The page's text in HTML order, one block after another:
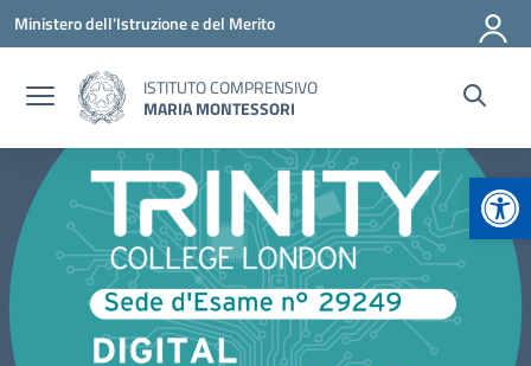
Vai ai contenuti
Vai al menu di navigazione
Vai al footer
Ministero dell'Istruzione e del Merito
ISTITUTO COMPRENSIVO
MARIA MONTESSORI